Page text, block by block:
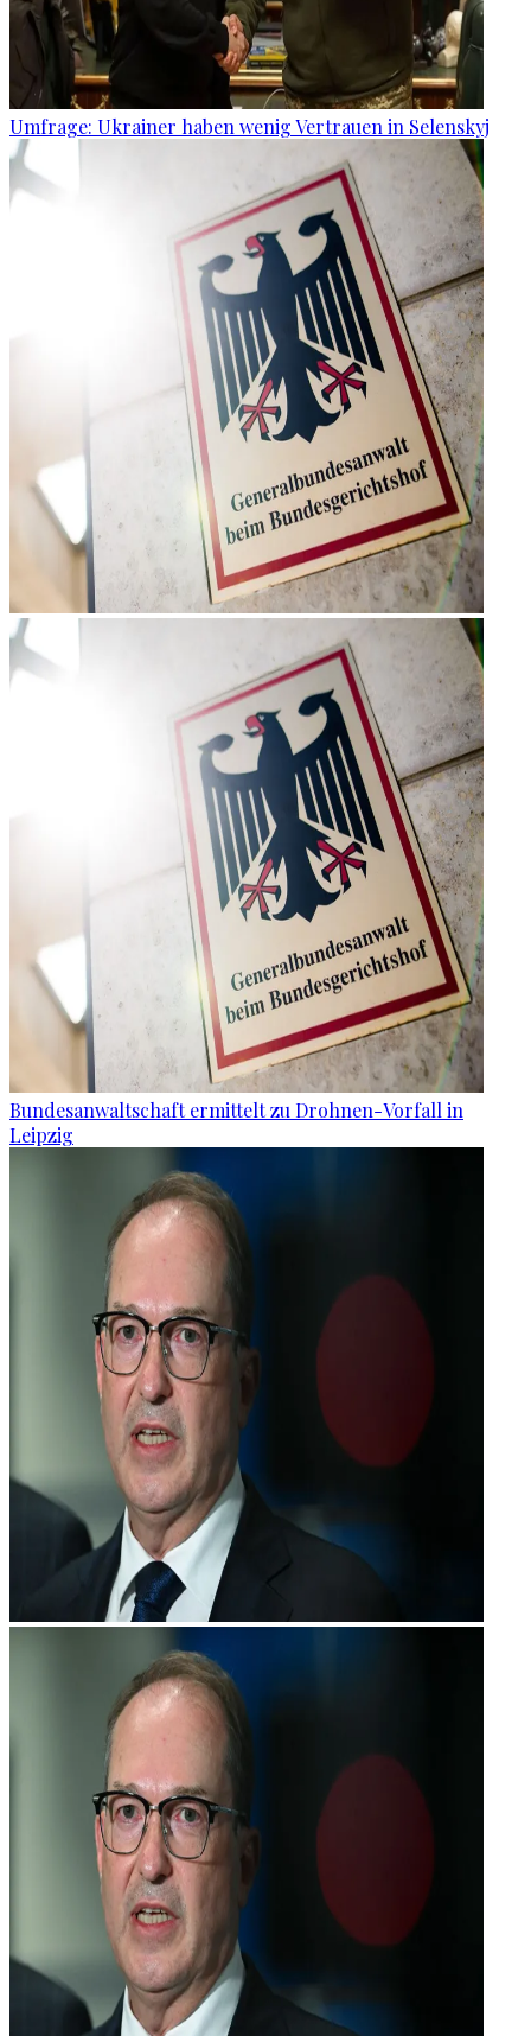
Umfrage: Ukrainer haben wenig Vertrauen in Selenskyj
Bundesanwaltschaft ermittelt zu Drohnen-Vorfall in
Leipzig